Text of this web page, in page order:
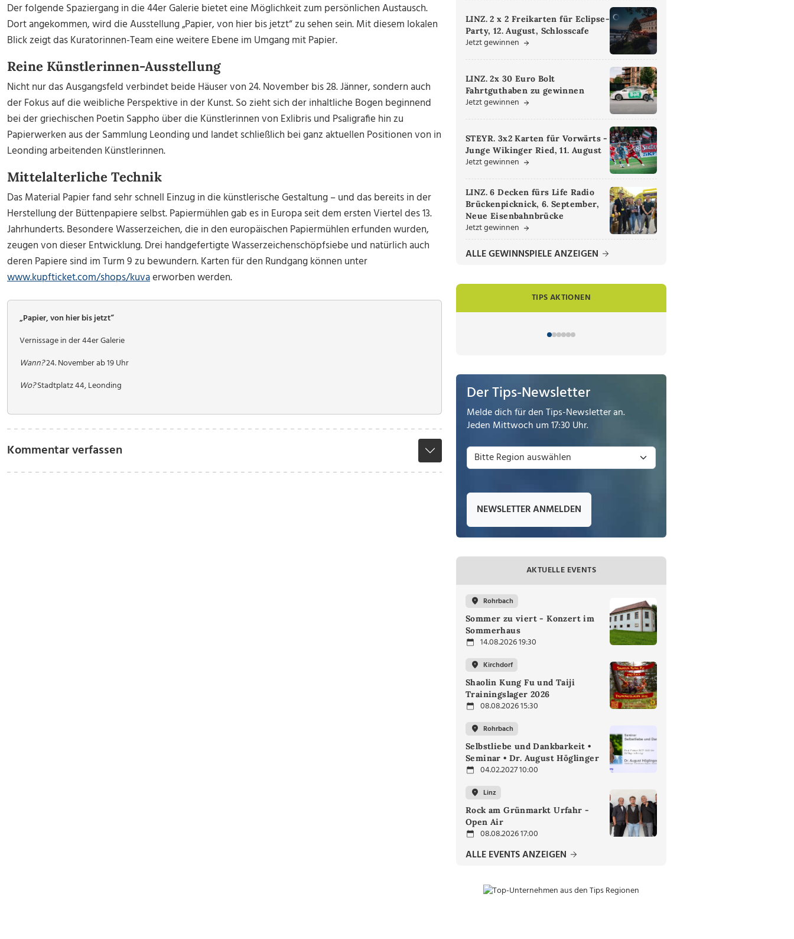
Der folgende Spaziergang in die 44er Galerie bietet eine Möglichkeit zum persönlichen Austausch.
Dort angekommen, wird die Ausstellung „Papier, von hier bis jetzt“ zu sehen sein. Mit diesem lokalen
Blick zeigt das Kuratorinnen-Team eine weitere Ebene im Umgang mit Papier.
Reine Künstlerinnen-Ausstellung
Nicht nur das Ausgangsfeld verbindet beide Häuser von 24. November bis 28. Jänner, sondern auch
der Fokus auf die weibliche Perspektive in der Kunst. So zieht sich der inhaltliche Bogen beginnend
bei der griechischen Poetin Sappho über die Künstlerinnen von Exlibris und Psaligrafie hin zu
Papierwerken aus der Sammlung Leonding und landet schließlich bei ganz aktuellen Positionen von in
Leonding arbeitenden Künstlerinnen.
Mittelalterliche Technik
Das Material Papier fand sehr schnell Einzug in die künstlerische Gestaltung – und das bereits in der
Herstellung der Büttenpapiere selbst. Papiermühlen gab es in Europa seit dem ersten Viertel des 13.
Jahrhunderts. Besondere Wasserzeichen, die in den europäischen Papiermühlen erfunden wurden,
zeugen von dieser Entwicklung. Drei handgefertigte Wasserzeichenschöpfsiebe und natürlich auch
deren Papiere sind im Turm 9 zu bewundern. Karten für den Rundgang können unter
www.kupfticket.com/shops/kuvaerworben werden.
„Papier, von hier bis jetzt“
Vernissage in der 44er Galerie
Wann?24. November ab 19 Uhr
Wo?Stadtplatz 44, Leonding
Kommentar verfassen
LINZ. 2 x 2 Freikarten für Eclipse-
Party, 12. August, Schlosscafe
Jetzt gewinnen
LINZ. 2x 30 Euro Bolt
Fahrtguthaben zu gewinnen
Jetzt gewinnen
STEYR. 3x2 Karten für Vorwärts -
Junge Wikinger Ried, 11. August
Jetzt gewinnen
LINZ. 6 Decken fürs Life Radio
Brückenpicknick, 6. September,
Neue Eisenbahnbrücke
Jetzt gewinnen
ALLE GEWINNSPIELE ANZEIGEN
TIPS AKTIONEN
Der Tips-Newsletter
Melde dich für den Tips-Newsletter an.
Jeden Mittwoch um 17:30 Uhr.
NEWSLETTER ANMELDEN
AKTUELLE EVENTS
Rohrbach
Sommer zu viert - Konzert im
Sommerhaus
14.08.2026 19:30
Kirchdorf
Shaolin Kung Fu und Taiji
Trainingslager 2026
08.08.2026 15:30
Rohrbach
Selbstliebe und Dankbarkeit •
Seminar • Dr. August Höglinger
04.02.2027 10:00
Linz
Rock am Grünmarkt Urfahr -
Open Air
08.08.2026 17:00
ALLE EVENTS ANZEIGEN